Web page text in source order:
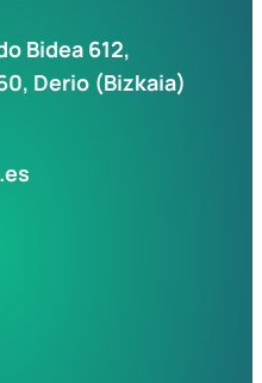
Bidea 612,
Derio (Bizkaia)